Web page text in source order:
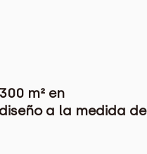
m² en
a la medida de